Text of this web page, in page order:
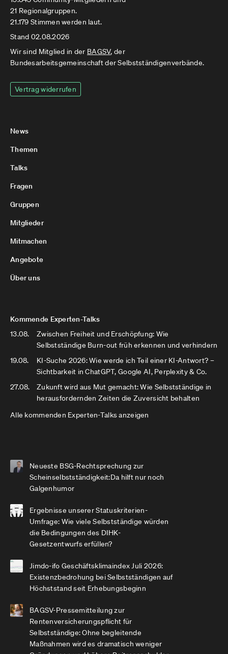
21 Regionalgruppen.
21.179 Stimmen werden laut.
Stand 02.08.2026
Wir sind Mitglied in der BAGSV, der
Bundesarbeitsgemeinschaft der Selbstständigenverbände.
Vertrag widerrufen
News
Themen
Talks
Fragen
Gruppen
Mitglieder
Mitmachen
Angebote
Über uns
Kommende Experten-Talks
13.08.
Zwischen Freiheit und Erschöpfung: Wie
Selbstständige Burn-out früh erkennen und verhindern
19.08.
KI-Suche 2026: Wie werde ich Teil einer KI-Antwort? –
Sichtbarkeit in ChatGPT, Google AI, Perplexity & Co.
27.08.
Zukunft wird aus Mut gemacht: Wie Selbstständige in
herausfordernden Zeiten die Zuversicht behalten
Alle kommenden Experten-Talks anzeigen
Neueste BSG-Rechtsprechung zur
Scheinselbstständigkeit:Da hilft nur noch
Galgenhumor
Ergebnisse unserer Statuskriterien-
Umfrage: Wie viele Selbstständige würden
die Bedingungen des DIHK-
Gesetzentwurfs erfüllen?
Jimdo-ifo Geschäftsklimaindex Juli 2026:
Existenzbedrohung bei Selbstständigen auf
Höchststand seit Erhebungsbeginn
BAGSV-Pressemitteilung zur
Rentenversicherungspflicht für
Selbstständige: Ohne begleitende
Maßnahmen wird es dramatisch weniger